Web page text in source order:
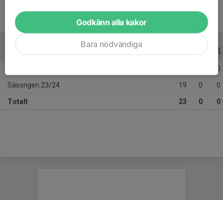
0
Säsongen 23/24 19 0 0
Totalt 23 0 0
Godkänn alla kakor
Bara nödvändiga